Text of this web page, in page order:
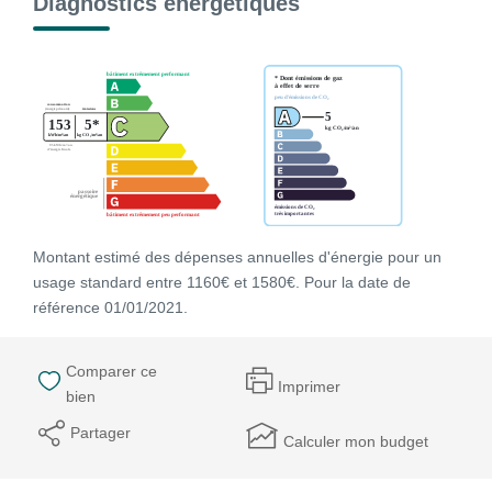
Montant estimé des dépenses annuelles d'énergie pour un
usage standard entre 1160€ et 1580€. Pour la date de
référence 01/01/2021.
Comparer ce
bien
Imprimer
Partager Calculer mon budget